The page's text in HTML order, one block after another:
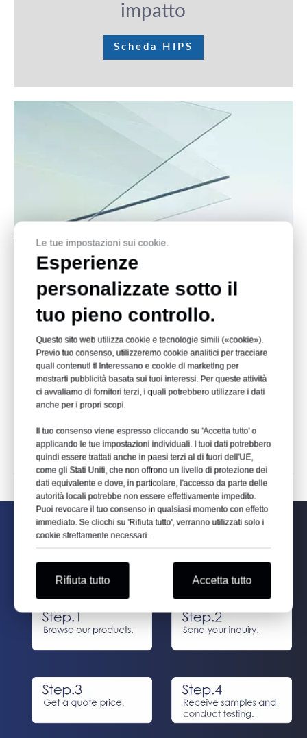
impatto
Scheda HIPS
Le lastre in GPPS hanno una trasparenza
simile al vetro e possono essere facilmente
modellate in diverse forme. Sono ampiamente
utilizzate in numerose applicazioni, come ad
esempio negli imballaggi alimentari trasparenti
e nei giocattoli.
Foglio di polistirene per
uso generale
Foglio GPPS
PROCESSO DI
PRODUZIONE
Le tue impostazioni sui cookie.
Esperienze
personalizzate sotto il
tuo pieno controllo.
Questo sito web utilizza cookie e tecnologie simili («cookie»).
Previo tuo consenso, utilizzeremo cookie analitici per tracciare
quali contenuti ti interessano e cookie di marketing per
mostrarti pubblicità basata sui tuoi interessi. Per queste attività
ci avvaliamo di fornitori terzi, i quali potrebbero utilizzare i dati
anche per i propri scopi.
Il tuo consenso viene espresso cliccando su 'Accetta tutto' o
applicando le tue impostazioni individuali. I tuoi dati potrebbero
quindi essere trattati anche in paesi terzi al di fuori dell'UE,
come gli Stati Uniti, che non offrono un livello di protezione dei
dati equivalente e dove, in particolare, l'accesso da parte delle
autorità locali potrebbe non essere effettivamente impedito.
Puoi revocare il tuo consenso in qualsiasi momento con effetto
immediato. Se clicchi su 'Rifiuta tutto', verranno utilizzati solo i
cookie strettamente necessari.
Rifiuta tutto Accetta tutto